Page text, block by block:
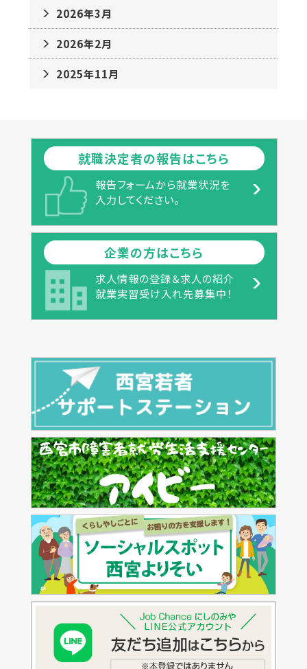
2026年3月
2026年2月
2025年11月
就職決定者の報告はこちら
報告フォームから就業状況を
入力してください。
企業の方はこちら
求人情報の登録＆求人の紹介
就業実習受け入れ先募集中！